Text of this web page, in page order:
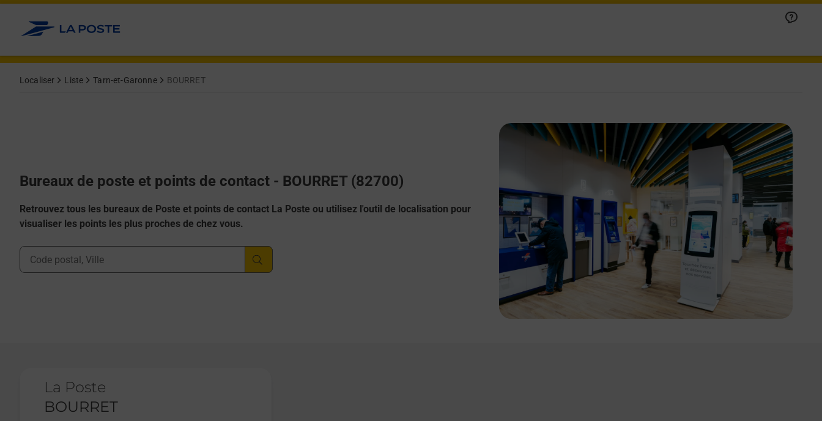
Allez au contenu
Localiser Liste Tarn-et-Garonne BOURRET
Bureaux de poste et points de contact - BOURRET (82700)
Retrouvez tous les bureaux de Poste et points de contact La Poste ou utilisez l'outil de localisation pour
visualiser les points les plus proches de chez vous.
Ville, Département, Code Postal
La Poste
BOURRET
Afficher ou masquer la réponse
Afficher ou masquer la réponse
Afficher ou masquer la réponse
Afficher ou masquer la réponse
Afficher ou masquer la réponse